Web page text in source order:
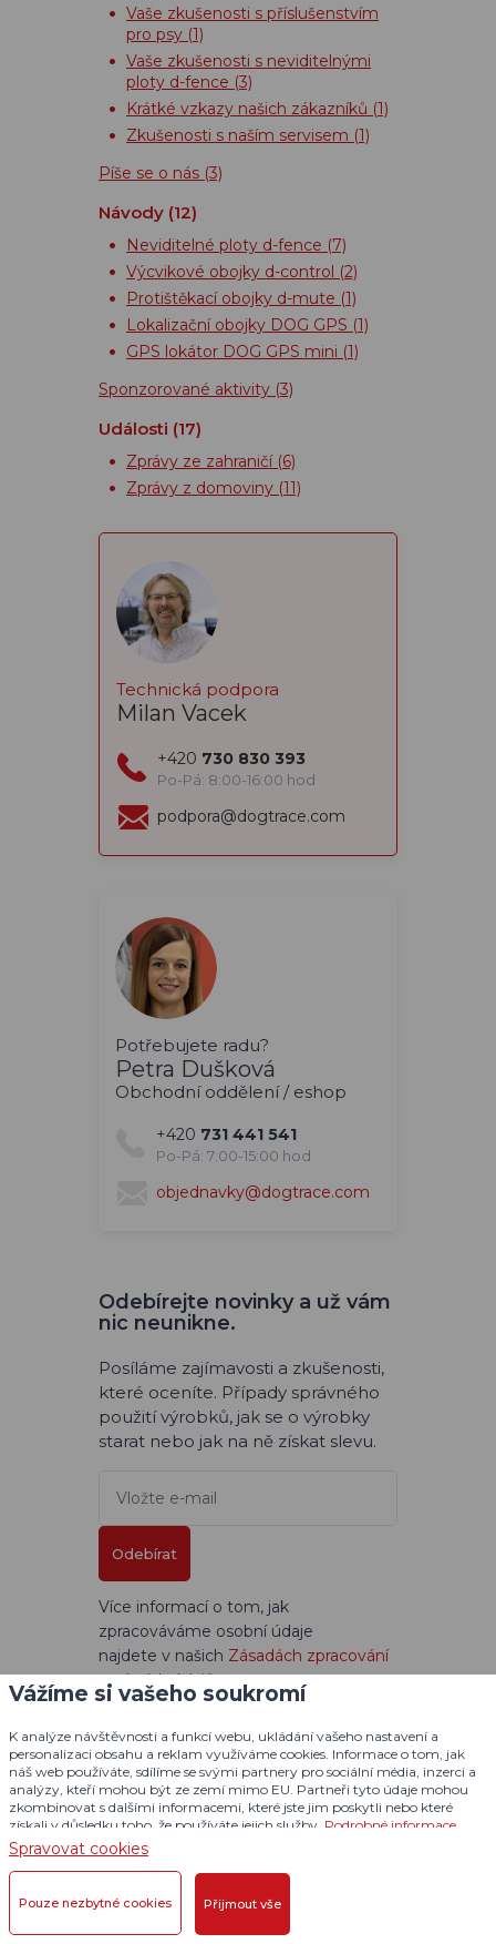
Vaše zkušenosti s příslušenstvím
pro psy (1)
Vaše zkušenosti s neviditelnými
ploty d-fence (3)
Krátké vzkazy našich zákazníků (1)
Zkušenosti s naším servisem (1)
Píše se o nás (3)
Návody (12)
Neviditelné ploty d-fence (7)
Výcvikové obojky d-control (2)
Protištěkací obojky d-mute (1)
Lokalizační obojky DOG GPS (1)
GPS lokátor DOG GPS mini (1)
Sponzorované aktivity (3)
Události (17)
Zprávy ze zahraničí (6)
Zprávy z domoviny (11)
Technická podpora
Milan Vacek
+420 730 830 393
Po-Pá: 8:00-16:00 hod
podpora@dogtrace.com
Potřebujete radu?
Petra Dušková
Obchodní oddělení / eshop
+420 731 441 541
Po-Pá: 7:00-15:00 hod
objednavky@dogtrace.com
Odebírejte novinky a už vám
nic neunikne.
Posíláme zajímavosti a zkušenosti,
které oceníte. Případy správného
použití výrobků, jak se o výrobky
starat nebo jak na ně získat slevu.
Odebírat
Více informací o tom, jak
zpracováváme osobní údaje
najdete v našich Zásadách zpracování
osobních údajů.
Štítky
ohař
výcvik loveckého psa
myslivost
jezevčík
pes utíká na procházce
tracker pro psy
d-control Edge
DOG GPS mini
border teriér
americký stafordšírský teriér
Vážíme si vašeho soukromí
K analýze návštěvnosti a funkcí webu, ukládání vašeho nastavení a
personalizaci obsahu a reklam využíváme cookies. Informace o tom, jak
náš web používáte, sdílíme se svými partnery pro sociální média, inzerci a
analýzy, kteří mohou být ze zemí mimo EU. Partneři tyto údaje mohou
zkombinovat s dalšími informacemi, které jste jim poskytli nebo které
získali v důsledku toho, že používáte jejich služby. Podrobné informace
Spravovat cookies
Pouze nezbytné cookies Přijmout vše